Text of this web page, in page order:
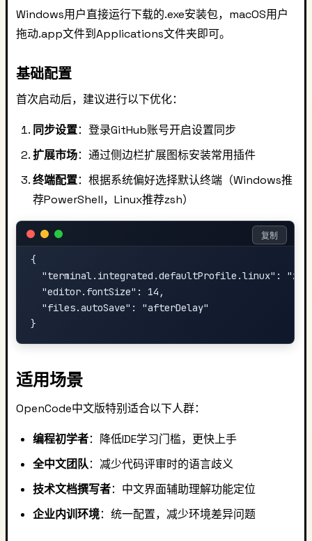
Windows用户直接运行下载的.exe安装包，macOS用户
拖动.app文件到Applications文件夹即可。
基础配置
首次启动后，建议进行以下优化：
同步设置：登录GitHub账号开启设置同步
扩展市场：通过侧边栏扩展图标安装常用插件
终端配置：根据系统偏好选择默认终端（Windows推
荐PowerShell，Linux推荐zsh）
{
"terminal.integrated.defaultProfile.linux":
  "editor.fontSize": 14,
  "files.autoSave": "afterDelay"
复制
适用场景
OpenCode中文版特别适合以下人群：
编程初学者：降低IDE学习门槛，更快上手
全中文团队：减少代码评审时的语言歧义
技术文档撰写者：中文界面辅助理解功能定位
企业内训环境：统一配置，减少环境差异问题